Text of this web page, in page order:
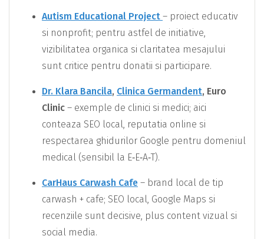
Autism Educational Project – proiect educativ
si nonprofit; pentru astfel de initiative,
vizibilitatea organica si claritatea mesajului
sunt critice pentru donatii si participare.
Dr. Klara Bancila, Clinica Germandent, Euro
Clinic – exemple de clinici si medici; aici
conteaza SEO local, reputatia online si
respectarea ghidurilor Google pentru domeniul
medical (sensibil la E‑E‑A‑T).
CarHaus Carwash Cafe – brand local de tip
carwash + cafe; SEO local, Google Maps si
recenziile sunt decisive, plus content vizual si
social media.